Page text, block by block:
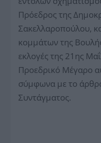
Πρόεδρος της
Σακελλαροπούλου,
κομμάτων της
εκλογές της 21ης
Προεδρικό Μέγαρο
σύμφωνα με το
Συντάγματος.